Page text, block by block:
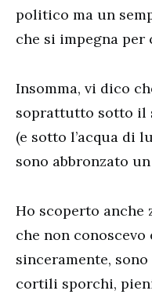
politico ma un
che si impegna per
Insomma, vi dico
soprattutto sotto il
(e sotto l’acqua di
sono abbronzato
Ho scoperto anche
che non
sinceramente,
cortili sporchi,